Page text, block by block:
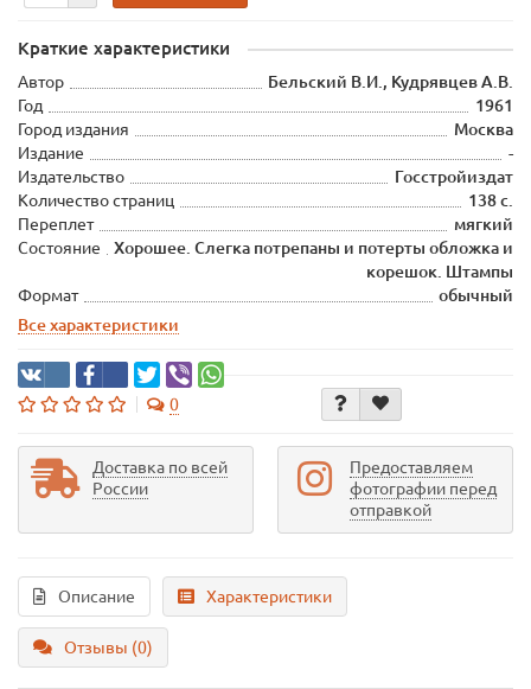
Краткие характеристики
Автор
Бельский В.И., Кудрявцев А.В.
Год
1961
Город издания
Москва
Издание
-
Издательство
Госстройиздат
Количество страниц
138 с.
Переплет
мягкий
Состояние
Хорошее. Слегка потрепаны и потерты обложка и
корешок. Штампы
Формат
обычный
Все характеристики
0
Доставка по всей
России
Предоставляем
фотографии перед
отправкой
Описание Характеристики
Отзывы (0)